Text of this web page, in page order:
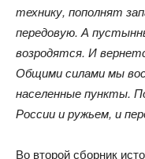
технику, пополнят
передовую. А
возродятся. И
Общими силами мы
населенные пункты.
России и ружьем, и
Во второй сборник